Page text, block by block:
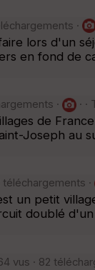
·
lors d'un
en fond de
· ·
de
Joseph au
téléchargements ·
un petit
doublé
vus · 82